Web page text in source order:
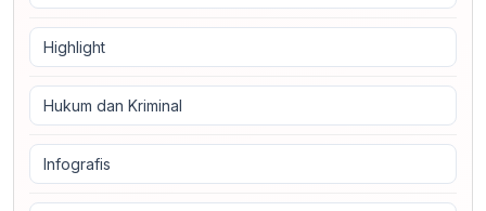
Highlight
Hukum dan Kriminal
Infografis